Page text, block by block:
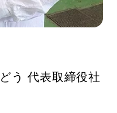
う 代表取締役社